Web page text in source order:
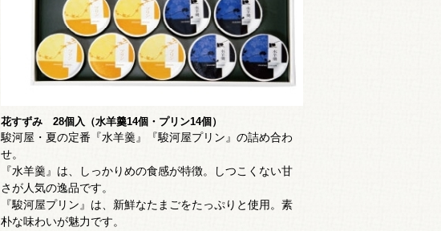
花すずみ 28個入（水羊羹14個・プリン14個）
駿河屋・夏の定番『水羊羹』『駿河屋プリン』の詰め合わ
せ。
『水羊羹』は、しっかりめの食感が特徴。しつこくない甘
さが人気の逸品です。
『駿河屋プリン』は、 新鮮なたまごをたっぷりと使用。素
朴な味わいが魅力です。